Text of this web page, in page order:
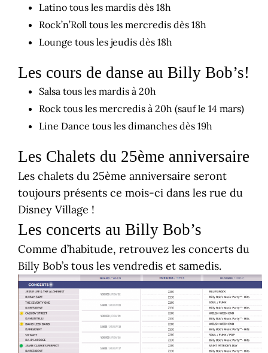
Latino tous les mardis dès 18h
Rock’n’Roll tous les mercredis dès 18h
Lounge tous les jeudis dès 18h
Les cours de danse au Billy Bob’s!
Salsa tous les mardis à 20h
Rock tous les mercredis à 20h (sauf le 14 mars)
Line Dance tous les dimanches dès 19h
Les Chalets du 25ème anniversaire
Les chalets du 25ème anniversaire seront
toujours présents ce mois-ci dans les rue du
Disney Village !
Les concerts au Billy Bob’s
Comme d’habitude, retrouvez les concerts du
Billy Bob’s tous les vendredis et samedis.